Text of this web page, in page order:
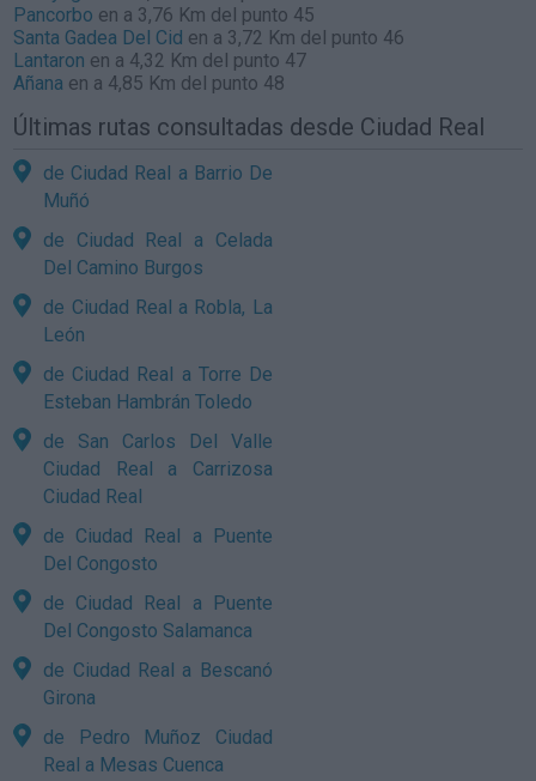
Pancorbo en a 3,76 Km del punto 45
Santa Gadea Del Cid en a 3,72 Km del punto 46
Lantaron en a 4,32 Km del punto 47
Añana en a 4,85 Km del punto 48
Últimas rutas consultadas desde Ciudad Real
de Ciudad Real a Barrio De
Muñó
de Ciudad Real a Celada
Del Camino Burgos
de Ciudad Real a Robla, La
León
de Ciudad Real a Torre De
Esteban Hambrán Toledo
de San Carlos Del Valle
Ciudad Real a Carrizosa
Ciudad Real
de Ciudad Real a Puente
Del Congosto
de Ciudad Real a Puente
Del Congosto Salamanca
de Ciudad Real a Bescanó
Girona
de Pedro Muñoz Ciudad
Real a Mesas Cuenca